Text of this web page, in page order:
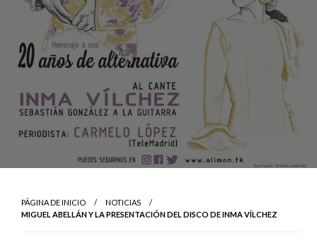
PÁGINA DE INICIO
NOTICIAS
MIGUEL ABELLÁN Y LA PRESENTACIÓN DEL DISCO DE INMA VÍLCHEZ